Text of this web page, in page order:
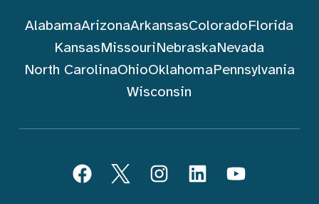
AlabamaArizonaArkansasColoradoFlorida
KansasMissouriNebraskaNevada
North CarolinaOhioOklahomaPennsylvania
Wisconsin
FacebookTwitterInstagramLinkedInYouTube